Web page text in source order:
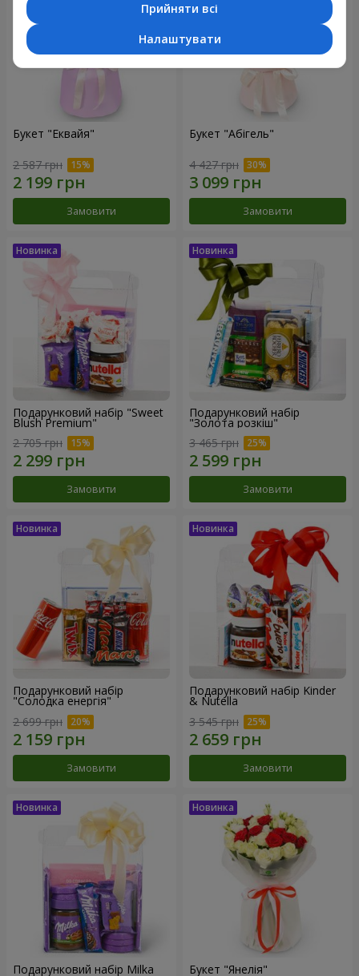
Букет "Еквайя"
2 587 грн
Замовити
Букет "Абігель"
4 427 грн
Замовити
Подарунковий набір "Sweet
Blush Premium"
2 705 грн
Замовити
Подарунковий набір
"Золота розкіш"
3 465 грн
Замовити
Подарунковий набір
"Солодка енергія"
2 699 грн
Замовити
Подарунковий набір Kinder
& Nutella
3 545 грн
Замовити
Подарунковий набір Milka Букет "Янелія"
Прийняти всі
Налаштувати